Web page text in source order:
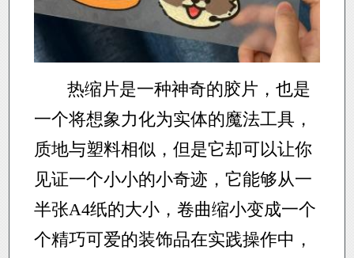
热缩片是一种神奇的胶片，也是
一个将想象力化为实体的魔法工具，
质地与塑料相似，但是它却可以让你
见证一个小小的小奇迹，它能够从一
半张A4纸的大小，卷曲缩小变成一个
个精巧可爱的装饰品在实践操作中，